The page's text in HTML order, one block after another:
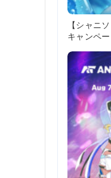
【シャニ
キャンペ